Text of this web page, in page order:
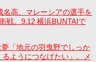
名高、マレーシアの選手を
戦。9.12 横浜BUNTAIで
「地元の羽曳野でしっか
ようにつなげたい」。メ